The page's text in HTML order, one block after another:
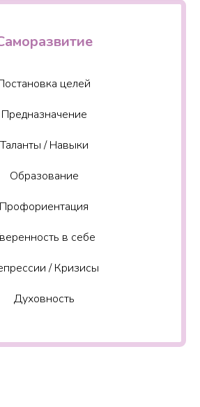
целей
Предназначение
Таланты / Навыки
Образование
Профориентация
в себе
/ Кризисы
Духовность